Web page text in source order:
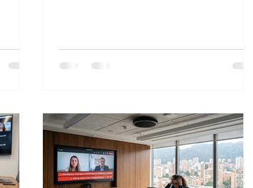
Retraso de audio en la
videoconferencia
videoconferencia (cuando escuchas con
delay o el audio no coincide con el
video) es bastante común y suele tener
varias causas. Te dejo una guía clara para
identificarlo y solucionarlo rápido